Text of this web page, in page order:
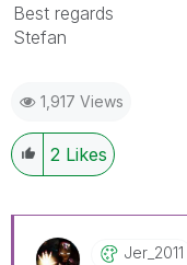
Best regards
Stefan
1,917 Views
2 Likes
Jer_2011